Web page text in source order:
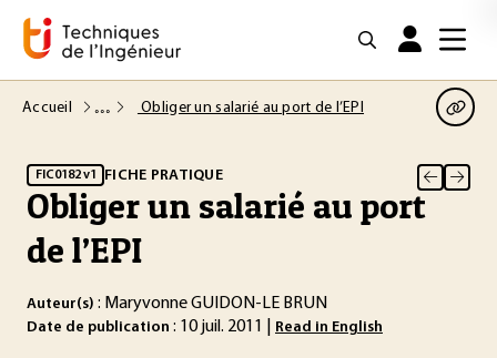
Accueil Obliger un salarié au port de l’EPI
FIC0182 v1 FICHE PRATIQUE
Obliger un salarié au port
de l’EPI
Auteur(s) : Maryvonne GUIDON-LE BRUN
Date de publication : 10 juil. 2011 | Read in English